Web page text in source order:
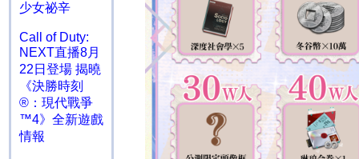
少女祕辛
Call of Duty:
NEXT直播8月
22日登場 揭曉
《決勝時刻
®：現代戰爭
™4》全新遊戲
情報